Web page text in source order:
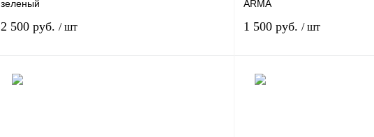
зеленый
2 500 руб. / шт
ARMA
1 500 руб. / шт